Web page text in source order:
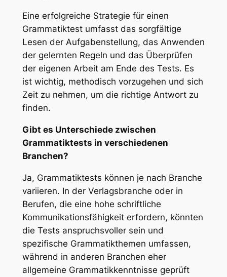
Eine erfolgreiche Strategie für einen
Grammatiktest umfasst das sorgfältige
Lesen der Aufgabenstellung, das Anwenden
der gelernten Regeln und das Überprüfen
der eigenen Arbeit am Ende des Tests. Es
ist wichtig, methodisch vorzugehen und sich
Zeit zu nehmen, um die richtige Antwort zu
finden.
Gibt es Unterschiede zwischen
Grammatiktests in verschiedenen
Branchen?
Ja, Grammatiktests können je nach Branche
variieren. In der Verlagsbranche oder in
Berufen, die eine hohe schriftliche
Kommunikationsfähigkeit erfordern, könnten
die Tests anspruchsvoller sein und
spezifische Grammatikthemen umfassen,
während in anderen Branchen eher
allgemeine Grammatikkenntnisse geprüft